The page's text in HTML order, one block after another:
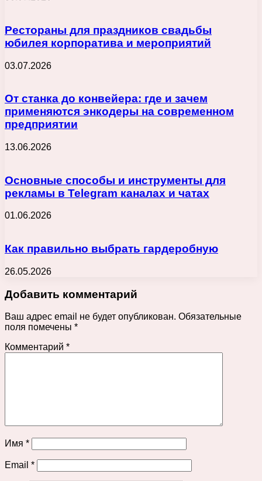
Рестораны для праздников свадьбы
юбилея корпоратива и мероприятий
03.07.2026
От станка до конвейера: где и зачем
применяются энкодеры на современном
предприятии
13.06.2026
Основные способы и инструменты для
рекламы в Telegram каналах и чатах
01.06.2026
Как правильно выбрать гардеробную
26.05.2026
Добавить комментарий
Ваш адрес email не будет опубликован. Обязательные
поля помечены *
Комментарий *
Имя *
Email *